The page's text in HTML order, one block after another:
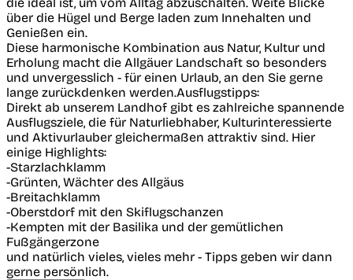
über die Hügel und Berge laden zum Innehalten und
Genießen ein.
Diese harmonische Kombination aus Natur, Kultur und
Erholung macht die Allgäuer Landschaft so besonders
und unvergesslich - für einen Urlaub, an den Sie gerne
lange zurückdenken werden.Ausflugstipps:
Direkt ab unserem Landhof gibt es zahlreiche spannende
Ausflugsziele, die für Naturliebhaber, Kulturinteressierte
und Aktivurlauber gleichermaßen attraktiv sind. Hier
einige Highlights:
-Starzlachklamm
-Grünten, Wächter des Allgäus
-Breitachklamm
-Oberstdorf mit den Skiflugschanzen
-Kempten mit der Basilika und der gemütlichen
Fußgängerzone
und natürlich vieles, vieles mehr - Tipps geben wir dann
gerne persönlich.